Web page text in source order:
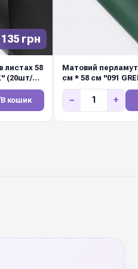
135 грн
листах 58
(20шт/
В кошик
Матовий
см * 58 см "091
упак)
− +